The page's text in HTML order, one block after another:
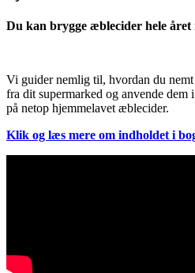
Du kan brygge æblecider hele året
Vi guider nemlig til, hvordan du
fra dit supermarked og anvende dem
på netop hjemmelavet æblecider.
Klik og læs mere om indholdet i